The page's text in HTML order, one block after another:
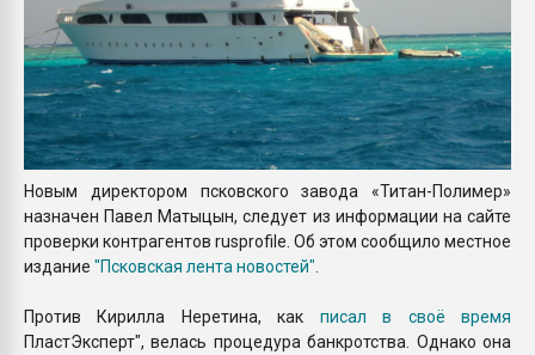
Новым директором псковского завода «Титан-Полимер»
назначен Павел Матыцын, следует из информации на сайте
проверки контрагентов rusprofile. Об этом сообщило местное
издание "Псковская лента новостей"
Против Кирилла Неретина, как писал в своё время
ПластЭксперт", велась процедура банкротства. Однако она